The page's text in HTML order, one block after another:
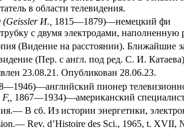
в области телевидения.
(Geissler И., 1815—1879)—немецкий фи­
с двумя электродами,
(Видение на расстоянии). Ближайшие
(Пер. с англ. под ред. С. И.
23.08.21. Опубликован 28.06.23.
пионер
F,, 1867—1934)—американский
В сб. Из истории энергетики,
Rev. d’Histoire des Sci., 1965, t.